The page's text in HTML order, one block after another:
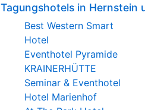
Tagungshotels in Hernstein
Best Western Smart
Hotel
Eventhotel Pyramide
KRAINERHÜTTE
Seminar & Eventhotel
Hotel Marienhof